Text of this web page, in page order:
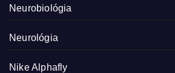
Neurobiológia
Neurológia
Nike Alphafly